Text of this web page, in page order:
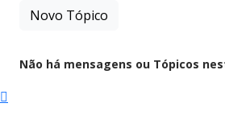
Novo Tópico
Não há mensagens ou Tópicos